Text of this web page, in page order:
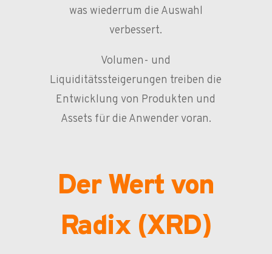
was wiederrum die Auswahl
verbessert.
Volumen- und
Liquiditätssteigerungen treiben die
Entwicklung von Produkten und
Assets für die Anwender voran.
Der Wert von
Radix (XRD)